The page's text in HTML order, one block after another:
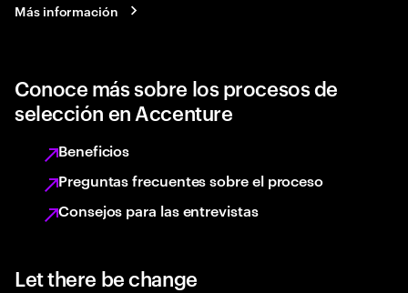
Más información
Conoce más sobre los procesos de
selección en Accenture
Beneficios
Preguntas frecuentes sobre el proceso
Consejos para las entrevistas
Let there be change